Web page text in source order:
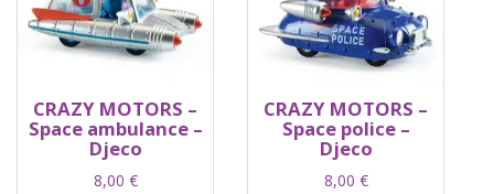
CRAZY MOTORS –
Space ambulance –
Djeco
8,00 €
CRAZY MOTORS –
Space police –
Djeco
8,00 €